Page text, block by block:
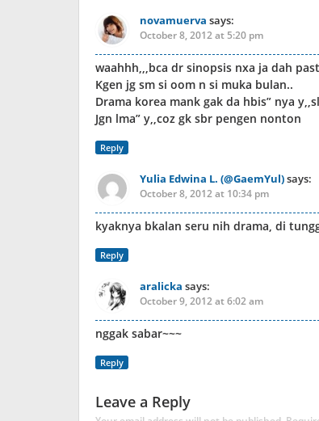
novamuerva says:
October 8, 2012 at 5:20 pm
waahhh,,,bca dr sinopsis nxa ja dah
Kgen jg sm si oom n si muka bulan..
Drama korea mank gak da hbis” nya
Jgn lma” y,,coz gk sbr pengen nonton
Reply
Yulia Edwina L. (@GaemYul)says:
October 8, 2012 at 10:34 pm
kyaknya bkalan seru nih drama, di
Reply
aralicka says:
October 9, 2012 at 6:02 am
nggak sabar~~~
Reply
Leave a Reply